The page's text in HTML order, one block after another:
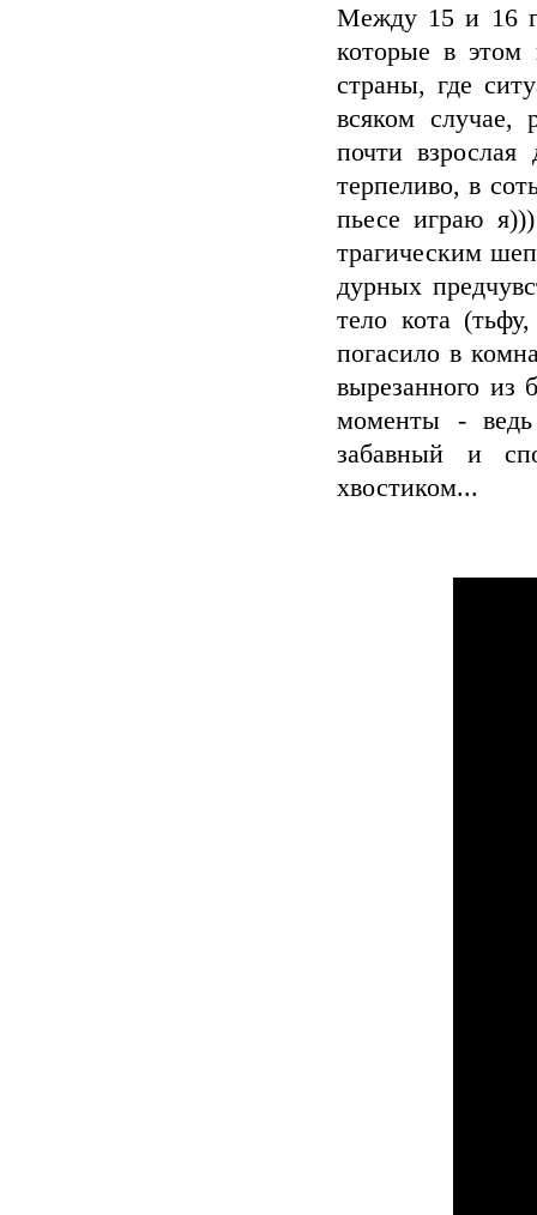
Между 15 и 16
которые в этом
страны, где
всяком
почти
терпеливо, в
пьесе играю
трагическим
дурных
тело кота
погасило в
вырезанного из
моменты -
забавный и
хвостиком...